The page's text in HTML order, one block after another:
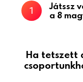
Játssz
a 8
Ha tetszett